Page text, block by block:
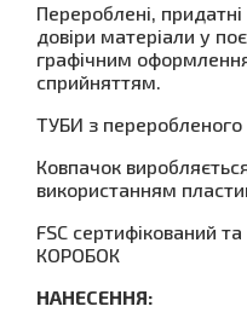
Перероблені,
довіри матеріали у
графічним
сприйняттям.
ТУБИ з переробленого
Ковпачок
використанням
FSC сертифікований
КОРОБОК
НАНЕСЕННЯ: